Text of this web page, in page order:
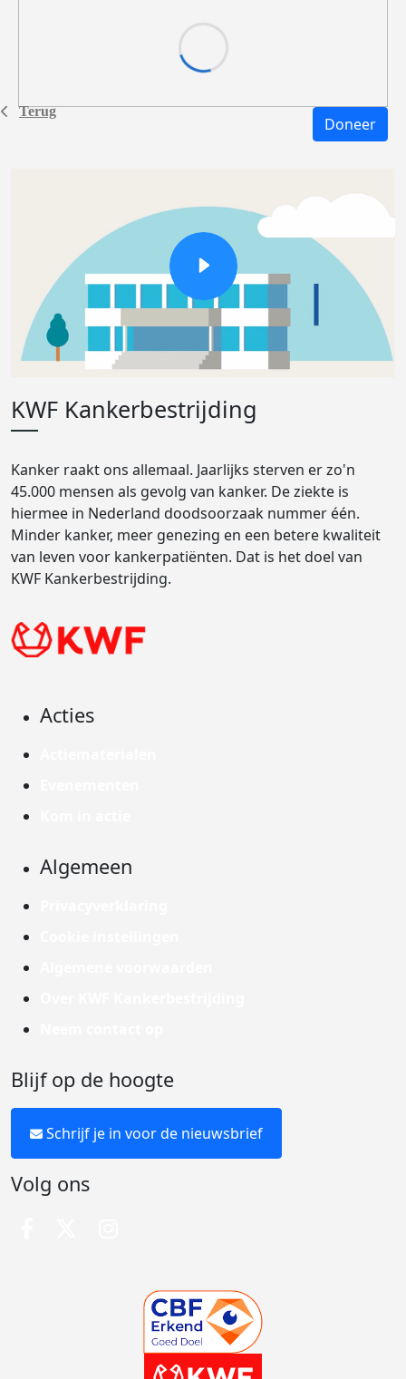
Terug
Doneer
KWF Kankerbestrijding
Kanker raakt ons allemaal. Jaarlijks sterven er zo'n
45.000 mensen als gevolg van kanker. De ziekte is
hiermee in Nederland doodsoorzaak nummer één.
Minder kanker, meer genezing en een betere kwaliteit
van leven voor kankerpatiënten. Dat is het doel van
KWF Kankerbestrijding.
Acties
Algemeen
Blijf op de hoogte
Schrijf je in voor de nieuwsbrief
Volg ons